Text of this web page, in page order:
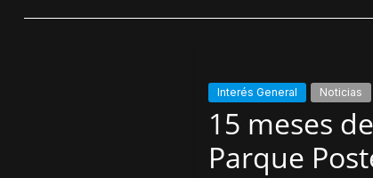
Interés General Noticias
15 meses
Parque